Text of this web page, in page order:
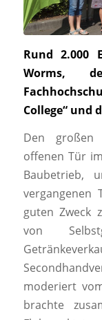
Rund 2.000
Worms,
College“ und
Den großen
offenen Tür
Baubetrieb,
guten Zweck
von
moderiert
brachte